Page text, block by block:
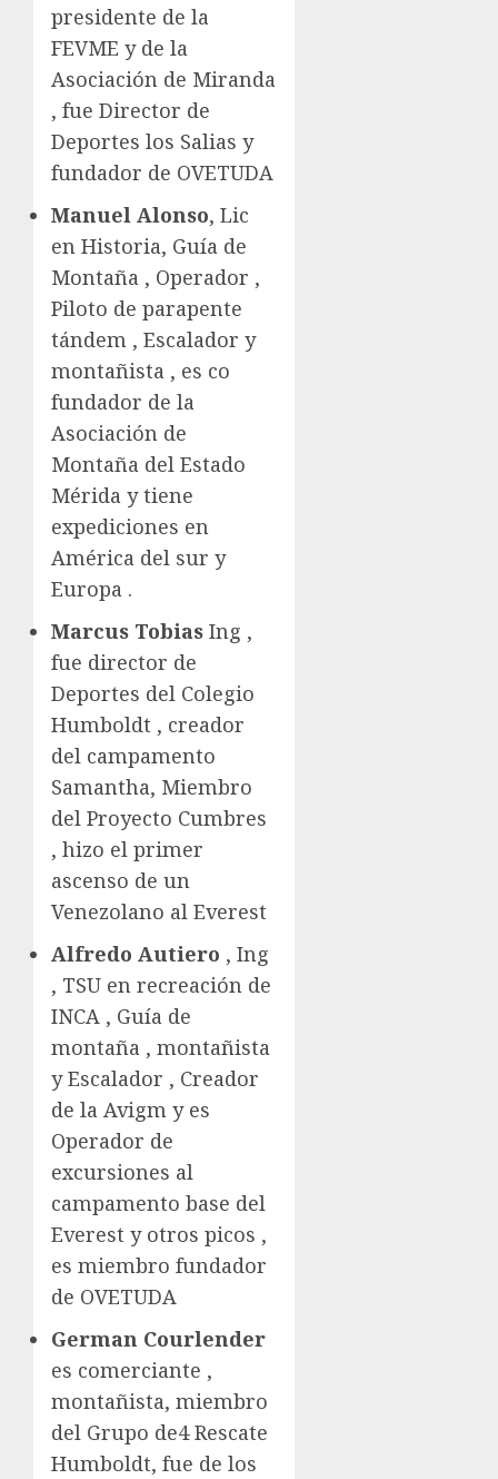
presidente de la
FEVME y de la
Asociación de Miranda
, fue Director de
Deportes los Salias y
fundador de OVETUDA
Manuel Alonso, Lic
en Historia, Guía de
Montaña , Operador ,
Piloto de parapente
tándem , Escalador y
montañista , es co
fundador de la
Asociación de
Montaña del Estado
Mérida y tiene
expediciones en
América del sur y
Europa .
Marcus Tobias Ing ,
fue director de
Deportes del Colegio
Humboldt , creador
del campamento
Samantha, Miembro
del Proyecto Cumbres
, hizo el primer
ascenso de un
Venezolano al Everest
Alfredo Autiero , Ing
, TSU en recreación de
INCA , Guía de
montaña , montañista
y Escalador , Creador
de la Avigm y es
Operador de
excursiones al
campamento base del
Everest y otros picos ,
es miembro fundador
de OVETUDA
German Courlender
es comerciante ,
montañista, miembro
del Grupo de4 Rescate
Humboldt, fue de los